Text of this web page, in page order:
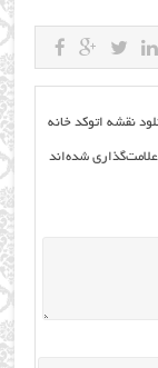
نقشه اتوکد خانه
شده‌اند